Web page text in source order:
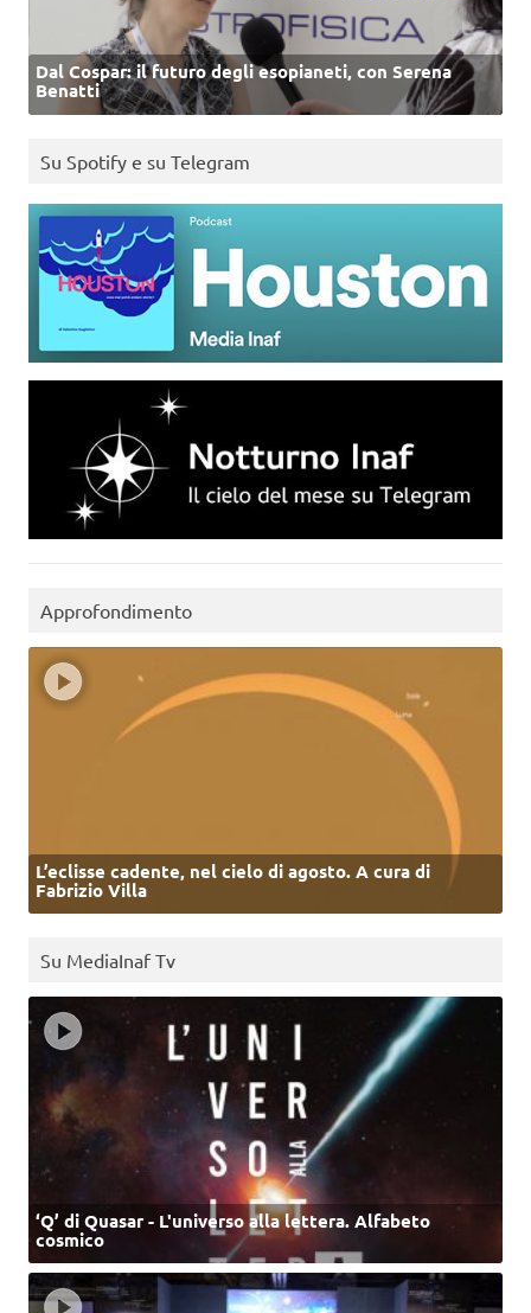
Dal Cospar: il futuro degli esopianeti, con Serena
Benatti
Su Spotify e su Telegram
Approfondimento
L’eclisse cadente, nel cielo di agosto. A cura di
Fabrizio Villa
Su MediaInaf Tv
‘Q’ di Quasar - L'universo alla lettera. Alfabeto
cosmico